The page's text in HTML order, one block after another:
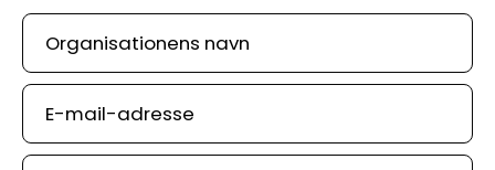
Organisationens
navn
E-
mail-
adresse